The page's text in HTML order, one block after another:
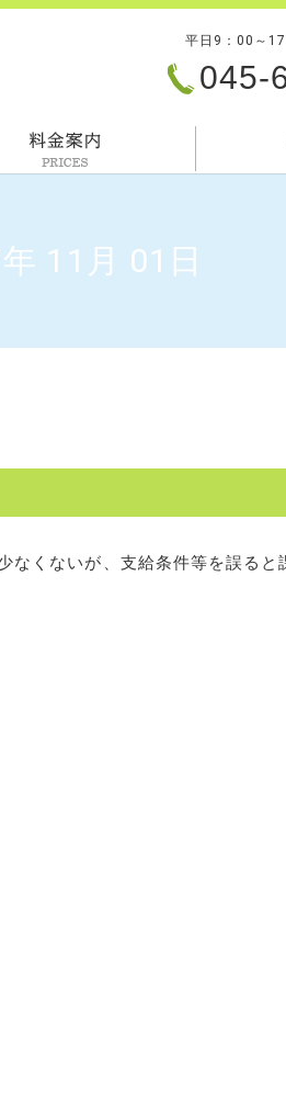
平日9：00～17
045-
11月 01日
なくないが、支給条件等を誤ると